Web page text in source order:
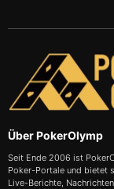
Über PokerOlymp
Seit Ende 2006 ist
Poker-Portale und bietet
Live-Berichte,